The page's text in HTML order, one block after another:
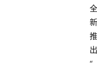
全
新
推
出
“